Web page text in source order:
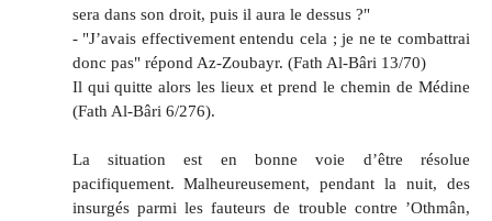
sera dans son droit, puis il aura le dessus ?"
- "J’avais effectivement entendu cela ; je ne te combattrai
donc pas" répond Az-Zoubayr. (Fath Al-Bâri 13/70)
Il qui quitte alors les lieux et prend le chemin de Médine
(Fath Al-Bâri 6/276).
La situation est en bonne voie d’être résolue
pacifiquement. Malheureusement, pendant la nuit, des
insurgés parmi les fauteurs de trouble contre ’Othmân,